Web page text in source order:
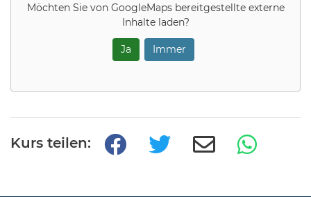
Möchten Sie von GoogleMapsbereitgestellte externe
Inhalte laden?
Ja Immer
Kurs teilen: